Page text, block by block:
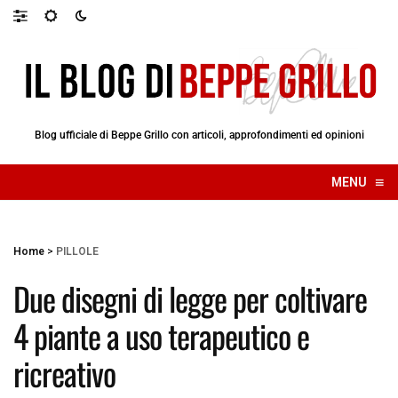
Blog ufficiale di Beppe Grillo con articoli, approfondimenti ed opinioni
MENU ≡
☰
Home > PILLOLE
Due disegni di legge per coltivare
4 piante a uso terapeutico e
ricreativo